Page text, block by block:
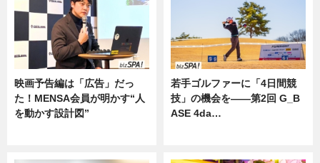
映画予告編は「広告」だっ
た！MENSA会員が明かす“人
を動かす設計図”
若手ゴルファーに「4日間競
技」の機会を——第2回 G_B
ASE 4da…